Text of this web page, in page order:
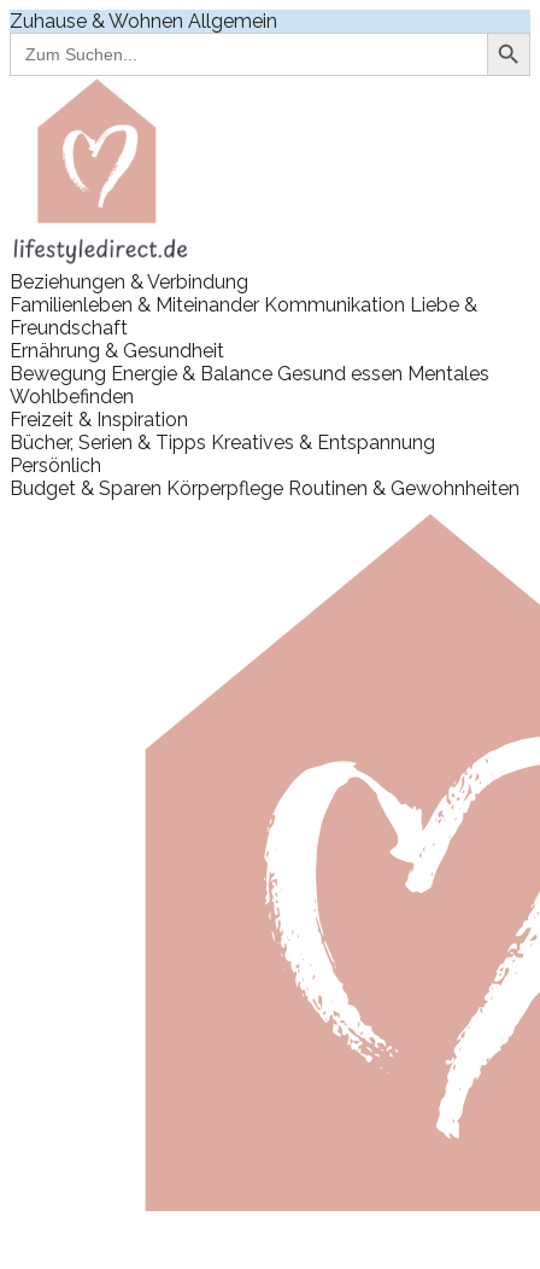
Zuhause & Wohnen Allgemein
Search
for:
Search Button
Beziehungen & Verbindung
Familienleben & Miteinander Kommunikation Liebe &
Freundschaft
Ernährung & Gesundheit
Bewegung Energie & Balance Gesund essen Mentales
Wohlbefinden
Freizeit & Inspiration
Bücher, Serien & Tipps Kreatives & Entspannung
Persönlich
Budget & Sparen Körperpflege Routinen & Gewohnheiten